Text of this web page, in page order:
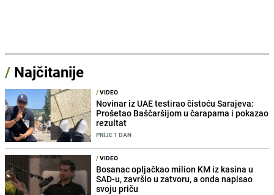
/ Najčitanije
/VIDEO
Novinar iz UAE testirao čistoću Sarajeva:
Prošetao Baščaršijom u čarapama i pokazao
rezultat
PRIJE 1 DAN
/VIDEO
Bosanac opljačkao milion KM iz kasina u
SAD-u, završio u zatvoru, a onda napisao
svoju priču